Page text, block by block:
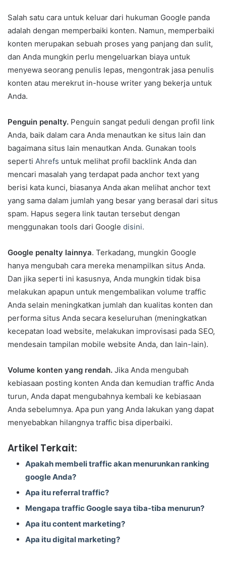
Salah satu cara untuk keluar dari hukuman Google panda
adalah dengan memperbaiki konten. Namun, memperbaiki
konten merupakan sebuah proses yang panjang dan sulit,
dan Anda mungkin perlu mengeluarkan biaya untuk
menyewa seorang penulis lepas, mengontrak jasa penulis
konten atau merekrut in-house writer yang bekerja untuk
Anda.
Penguin penalty. Penguin sangat peduli dengan profil link
Anda, baik dalam cara Anda menautkan ke situs lain dan
bagaimana situs lain menautkan Anda. Gunakan tools
seperti Ahrefs untuk melihat profil backlink Anda dan
mencari masalah yang terdapat pada anchor text yang
berisi kata kunci, biasanya Anda akan melihat anchor text
yang sama dalam jumlah yang besar yang berasal dari situs
spam. Hapus segera link tautan tersebut dengan
menggunakan tools dari Google disini.
Google penalty lainnya. Terkadang, mungkin Google
hanya mengubah cara mereka menampilkan situs Anda.
Dan jika seperti ini kasusnya, Anda mungkin tidak bisa
melakukan apapun untuk mengembalikan volume traffic
Anda selain meningkatkan jumlah dan kualitas konten dan
performa situs Anda secara keseluruhan (meningkatkan
kecepatan load website, melakukan improvisasi pada SEO,
mendesain tampilan mobile website Anda, dan lain-lain).
Volume konten yang rendah. Jika Anda mengubah
kebiasaan posting konten Anda dan kemudian traffic Anda
turun, Anda dapat mengubahnya kembali ke kebiasaan
Anda sebelumnya. Apa pun yang Anda lakukan yang dapat
menyebabkan hilangnya traffic bisa diperbaiki.
Artikel Terkait:
Apakah membeli traffic akan menurunkan ranking
google Anda?
Apa itu referral traffic?
Mengapa traffic Google saya tiba-tiba menurun?
Apa itu content marketing?
Apa itu digital marketing?